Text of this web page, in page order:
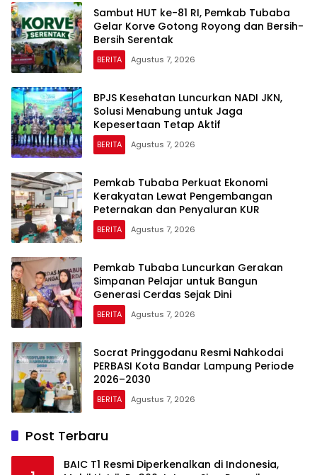
Sambut HUT ke-81 RI, Pemkab Tubaba
Gelar Korve Gotong Royong dan Bersih-
Bersih Serentak
BERITA Agustus 7, 2026
BPJS Kesehatan Luncurkan NADI JKN,
Solusi Menabung untuk Jaga
Kepesertaan Tetap Aktif
BERITA Agustus 7, 2026
Pemkab Tubaba Perkuat Ekonomi
Kerakyatan Lewat Pengembangan
Peternakan dan Penyaluran KUR
BERITA Agustus 7, 2026
Pemkab Tubaba Luncurkan Gerakan
Simpanan Pelajar untuk Bangun
Generasi Cerdas Sejak Dini
BERITA Agustus 7, 2026
Socrat Pringgodanu Resmi Nahkodai
PERBASI Kota Bandar Lampung Periode
2026–2030
BERITA Agustus 7, 2026
Post Terbaru
BAIC T1 Resmi Diperkenalkan di Indonesia,